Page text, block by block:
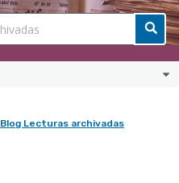
Blog Lecturas archivadas